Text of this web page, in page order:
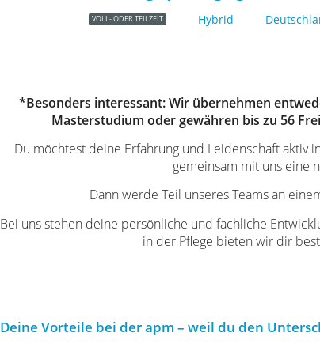
VOLL- ODER TEILZEIT Hybrid
*Besonders interessant: Wir übernehmen
Masterstudium oder gewähren bis zu 56
Du möchtest deine Erfahrung und Leidenschaft
gemeinsam mit uns eine
Dann werde Teil unseres Teams an
Bei uns stehen deine persönliche und fachliche
in der Pflege bieten wir dir
Deine Vorteile bei der apm – weil du den